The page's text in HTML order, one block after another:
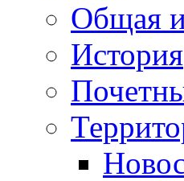
Общая
История